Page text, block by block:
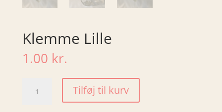
Klemme Lille
1.00 kr.
Tilføj til kurv